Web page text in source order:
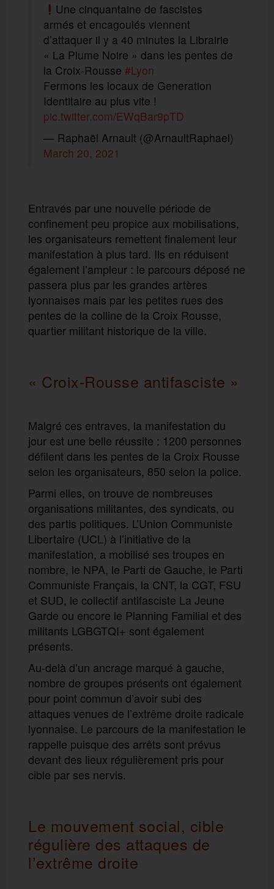
Une cinquantaine de fascistes
armés et encagoulés viennent
d’attaquer il y a 40 minutes la Librairie
« La Plume Noire » dans les pentes de
la Croix-Rousse #Lyon
Fermons les locaux de Generation
Identitaire au plus vite !
pic.twitter.com/EWqBar9pTD
— Raphaël Arnault (@ArnaultRaphael)
March 20, 2021
Entravés par une nouvelle période de
confinement peu propice aux mobilisations,
les organisateurs remettent finalement leur
manifestation à plus tard. Ils en réduisent
également l’ampleur : le parcours déposé ne
passera plus par les grandes artères
lyonnaises mais par les petites rues des
pentes de la colline de la Croix Rousse,
quartier militant historique de la ville.
« Croix-Rousse antifasciste »
Malgré ces entraves, la manifestation du
jour est une belle réussite : 1200 personnes
défilent dans les pentes de la Croix Rousse
selon les organisateurs, 850 selon la police.
Parmi elles, on trouve de nombreuses
organisations militantes, des syndicats, ou
des partis politiques. L’Union Communiste
Libertaire (UCL) à l’initiative de la
manifestation, a mobilisé ses troupes en
nombre, le NPA, le Parti de Gauche, le Parti
Communiste Français, la CNT, la CGT, FSU
et SUD, le collectif antifasciste La Jeune
Garde ou encore le Planning Familial et des
militants LGBGTQI+ sont également
présents.
Au-delà d’un ancrage marqué à gauche,
nombre de groupes présents ont également
pour point commun d’avoir subi des
attaques venues de l’extrême droite radicale
lyonnaise. Le parcours de la manifestation le
rappelle puisque des arrêts sont prévus
devant des lieux régulièrement pris pour
cible par ses nervis.
Le mouvement social, cible
régulière des attaques de
l’extrême droite